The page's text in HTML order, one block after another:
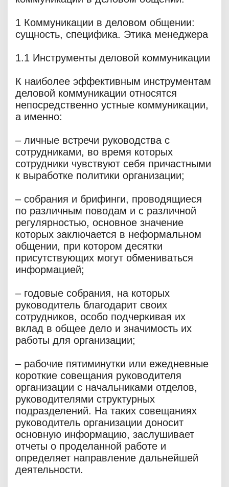
1 Коммуникации в деловом общении:
сущность, специфика. Этика менеджера
1.1 Инструменты деловой коммуникации
К наиболее эффективным инструментам
деловой коммуникации относятся
непосредственно устные коммуникации,
а именно:
– личные встречи руководства с
сотрудниками, во время которых
сотрудники чувствуют себя причастными
к выработке политики организации;
– собрания и брифинги, проводящиеся
по различным поводам и с различной
регулярностью, основное значение
которых заключается в неформальном
общении, при котором десятки
присутствующих могут обмениваться
информацией;
– годовые собрания, на которых
руководитель благодарит своих
сотрудников, особо подчеркивая их
вклад в общее дело и значимость их
работы для организации;
– рабочие пятиминутки или ежедневные
короткие совещания руководителя
организации с начальниками отделов,
руководителями структурных
подразделений. На таких совещаниях
руководитель организации доносит
основную информацию, заслушивает
отчеты о проделанной работе и
определяет направление дальнейшей
деятельности.